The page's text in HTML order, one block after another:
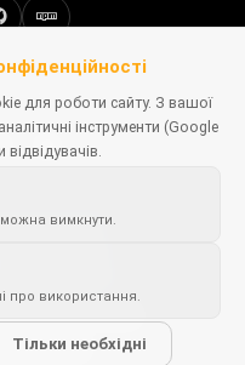
захищені.
RSS
для роботи сайту. З вашої
інструменти (Google
можна вимкнути.
про використання.
Тільки необхідні